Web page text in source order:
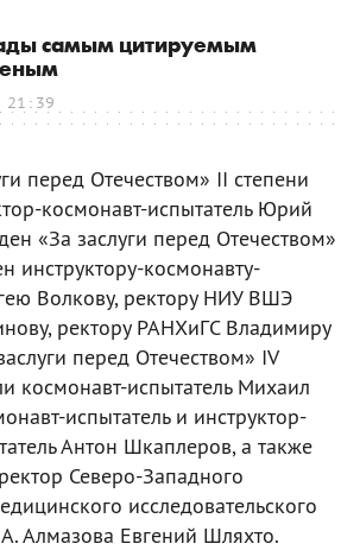
самым цитируемым
21:39
перед Отечеством» II степени
космонавт-испытатель Юрий
«За заслуги перед Отечеством»
инструктору-космонавту-
Волкову, ректору НИУ ВШЭ
ректору РАНХиГС Владимиру
перед Отечеством» IV
космонавт-испытатель Михаил
испытатель и инструктор-
Антон Шкаплеров, а также
Северо-Западного
исследовательского
Алмазова Евгений Шляхто.